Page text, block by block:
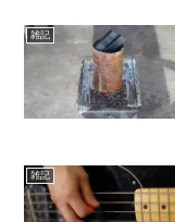
雑記
雑記